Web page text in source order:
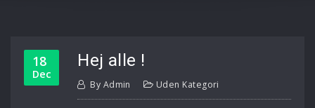
18
Dec
Hej alle !
By Admin Uden Kategori